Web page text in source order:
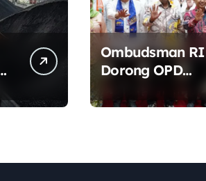
Ombudsman RI
Dorong OPD
Jakarta Lebih
Era Digital